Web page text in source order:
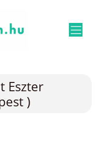
Eszter
)